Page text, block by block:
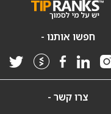
חפשו אותנו -
צרו קשר -